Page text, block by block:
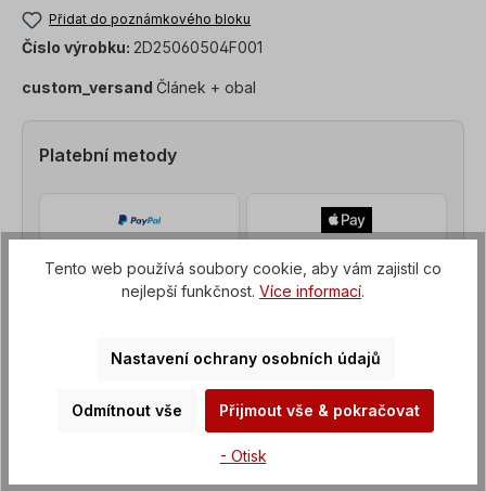
Přidat do poznámkového bloku
Číslo výrobku: 2D25060504F001
custom_versand Článek + obal
Platební metody
Tento web používá soubory cookie, aby vám zajistil co
nejlepší funkčnost. Více informací.
Nastavení ochrany osobních údajů
Odmítnout vše Přijmout vše & pokračovat
- Otisk